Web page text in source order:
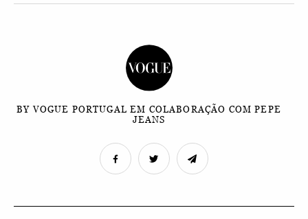
BY VOGUE PORTUGAL EM COLABORAÇÃO COM PEPE
JEANS